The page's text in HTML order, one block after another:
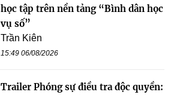
học tập trên nền tảng “Bình dân học
vụ số”
Trần Kiên
15:49 06/08/2026
Trailer Phóng sự điều tra độc quyền: